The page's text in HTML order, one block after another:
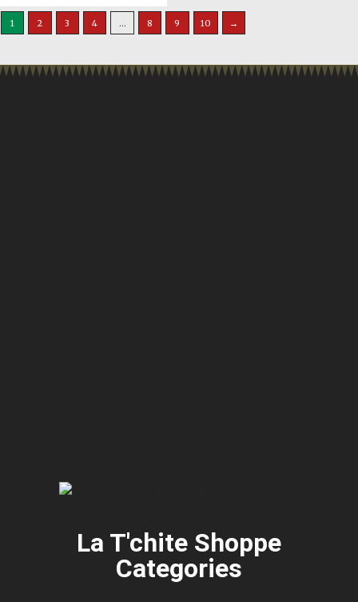
1 2 3 4 … 8 9 10 →
La T'chite Shoppe
Categories​